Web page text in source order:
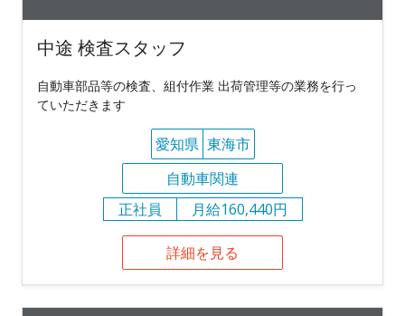
中途 検査スタッフ
自動車部品等の検査、組付作業 出荷管理等の業務を行っ
ていただきます
愛知県 東海市
自動車関連
正社員
月給160,440円
詳細を見る